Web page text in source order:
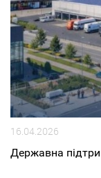
16.04.2026
Державна